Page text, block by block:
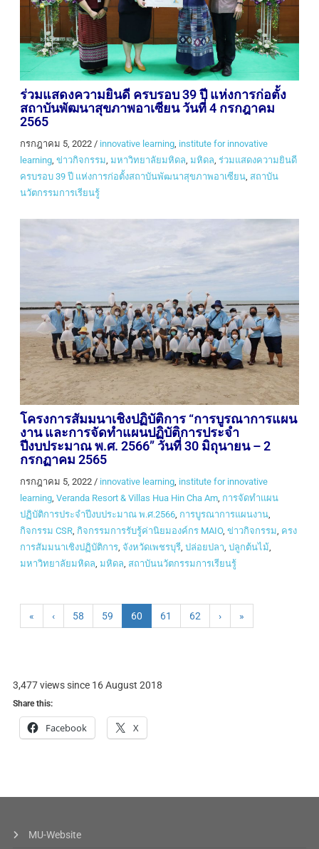
ร่วมแสดงความยินดี ครบรอบ 39 ปี แห่งการก่อตั้ง
สถาบันพัฒนาสุขภาพอาเซียน วันที่ 4 กรกฎาคม
2565
กรกฎาคม 5, 2022/ innovative learning, institute for innovative
learning, ข่าวกิจกรรม มหาวิทยาลัยมหิดล มหิดล ร่วมแสดงความยินดี
ครบรอบ 39 ปี แห่งการก่อตั้งสถาบันพัฒนาสุขภาพอาเซียน, สถาบัน
นวัตกรรมการเรียนรู้
โครงการสัมมนาเชิงปฏิบัติการ “การบูรณาการแผน
งาน และการจัดทําแผนปฏิบัติการประจํา
ปีงบประมาณ พ.ศ. 2566” วันที่ 30 มิถุนายน – 2
กรกฏาคม 2565
กรกฎาคม 5, 2022/ innovative learning, institute for innovative
learning, Veranda Resort & Villas Hua Hin Cha Am, การจัดทําแผน
ปฏิบัติการประจําปีงบประมาณ พ.ศ.2566, การบูรณาการแผนงาน,
กิจกรรม CSR, กิจกรรมการรับรู้ค่านิยมองค์กร MAIO, ข่าวกิจกรรม, ครง
การสัมมนาเชิงปฏิบัติการ, จังหวัดเพชรบุรี, ปล่อยปลา, ปลูกต้นไม้,
มหาวิทยาลัยมหิดล, มหิดล, สถาบันนวัตกรรมการเรียนรู้
« ‹ 58 59 60 61 62 › »
3,477 views since 16 August 2018
Share this:
Facebook X
MU-Website